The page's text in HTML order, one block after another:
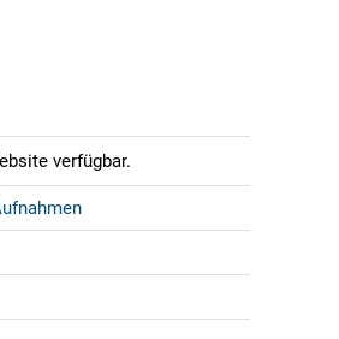
verfügbar.